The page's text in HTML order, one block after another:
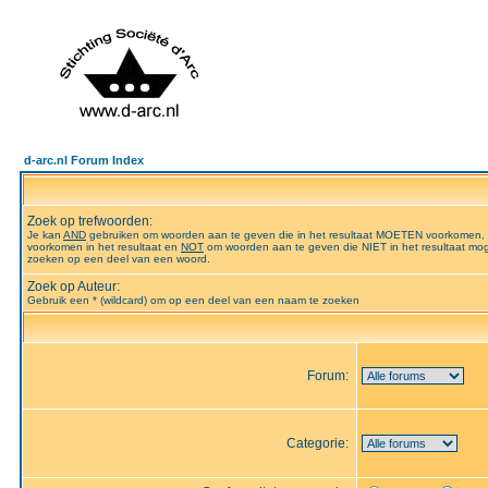
d-arc.nl Forum Index
Zoek op trefwoorden:
Je kan AND gebruiken om woorden aan te geven die in het resultaat MOETEN voorkomen,
voorkomen in het resultaat en NOT om woorden aan te geven die NIET in het resultaat
zoeken op een deel van een woord.
Zoek op Auteur:
Gebruik een * (wildcard) om op een deel van een naam te zoeken
Forum:
Categorie: